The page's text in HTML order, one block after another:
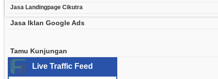
Jasa Landingpage Cikutra
Jasa Iklan Google Ads
Tamu Kunjungan
Live Traffic Feed